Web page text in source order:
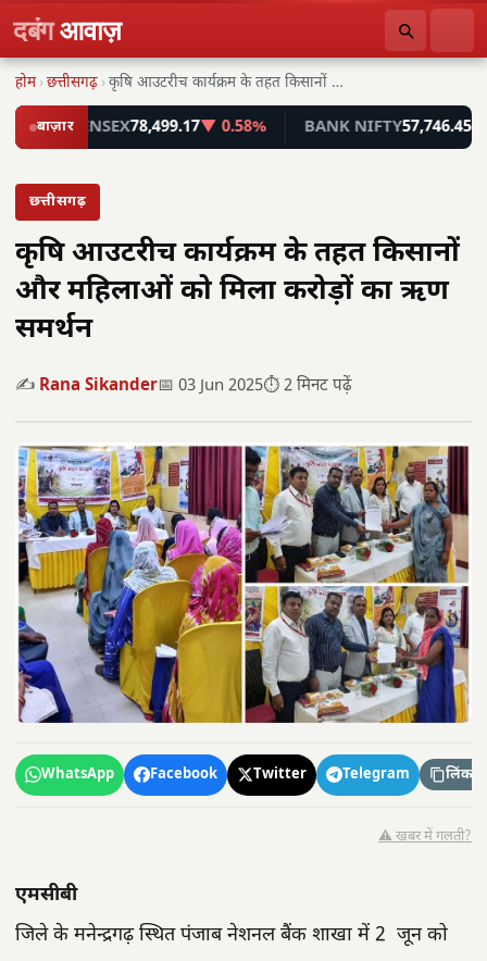
दबंगआवाज़
होम ›छत्तीसगढ़ › कृषि आउटरीच कार्यक्रम के तहत किसानों और महिलाओं…
बाज़ार
SENSEX78,499.17▼ 0.58% BANK NIFTY57,746.45▼
छत्तीसगढ़
कृषि आउटरीच कार्यक्रम के तहत किसानों
और महिलाओं को मिला करोड़ों का ऋण
समर्थन
✍️ Rana Sikander📅 03 Jun 2025⏱️ 2 मिनट पढ़ें
WhatsApp Facebook Twitter Telegram लिंक
⚠️ खबर में गलती?
एमसीबी
जिले के मनेन्द्रगढ़ स्थित पंजाब नेशनल बैंक शाखा में 2 जून को